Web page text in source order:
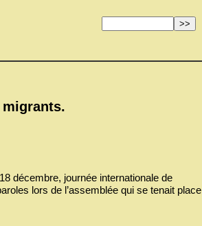
décembre, journée internationale de
lors de l’assemblée qui se tenait place